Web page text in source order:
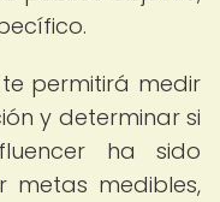
permitirá medir
y determinar si
ha sido
metas medibles,